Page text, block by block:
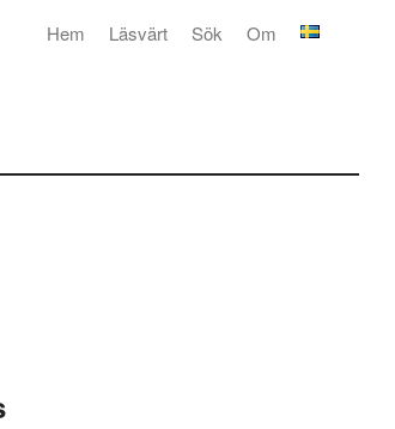
Om
Sök
Läsvärt
Hem